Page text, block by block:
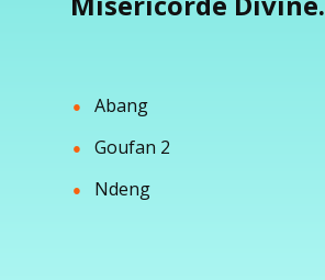
● Abang
● Goufan 2
● Ndeng